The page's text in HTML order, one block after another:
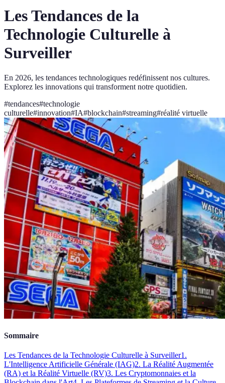
Les Tendances de la
Technologie Culturelle à
Surveiller
En 2026, les tendances technologiques redéfinissent nos cultures.
Explorez les innovations qui transforment notre quotidien.
#tendances#technologie
culturelle#innovation#IA#blockchain#streaming#réalité virtuelle
Sommaire
Les Tendances de la Technologie Culturelle à Surveiller1.
L'Intelligence Artificielle Générale (IAG)2. La Réalité Augmentée
(RA) et la Réalité Virtuelle (RV)3. Les Cryptomonnaies et la